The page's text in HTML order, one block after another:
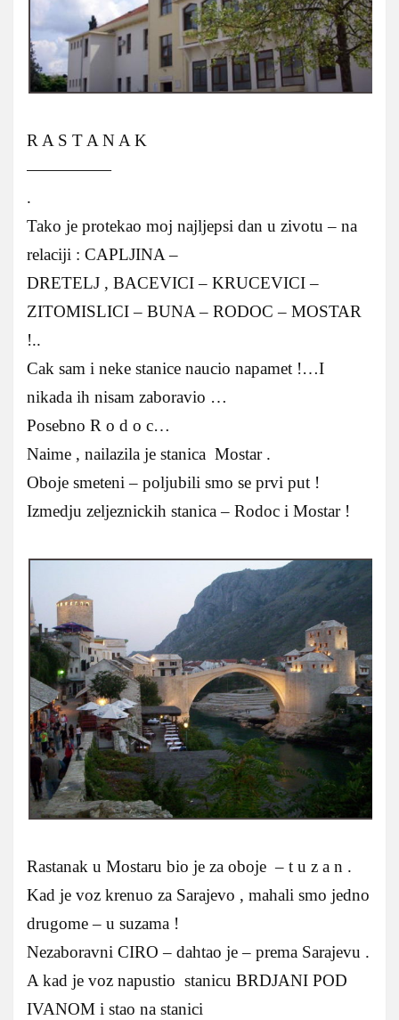
R A S T A N A K
—————
.
Tako je protekao moj najljepsi dan u zivotu – na
relaciji : CAPLJINA –
DRETELJ , BACEVICI – KRUCEVICI –
ZITOMISLICI – BUNA – RODOC – MOSTAR
!..
Cak sam i neke stanice naucio napamet !…I
nikada ih nisam zaboravio …
Posebno R o d o c…
Naime , nailazila je stanica Mostar .
Oboje smeteni – poljubili smo se prvi put !
Izmedju zeljeznickih stanica – Rodoc i Mostar !
Rastanak u Mostaru bio je za oboje – t u z a n .
Kad je voz krenuo za Sarajevo , mahali smo jedno
drugome – u suzama !
Nezaboravni CIRO – dahtao je – prema Sarajevu .
A kad je voz napustio stanicu BRDJANI POD
IVANOM i stao na stanici